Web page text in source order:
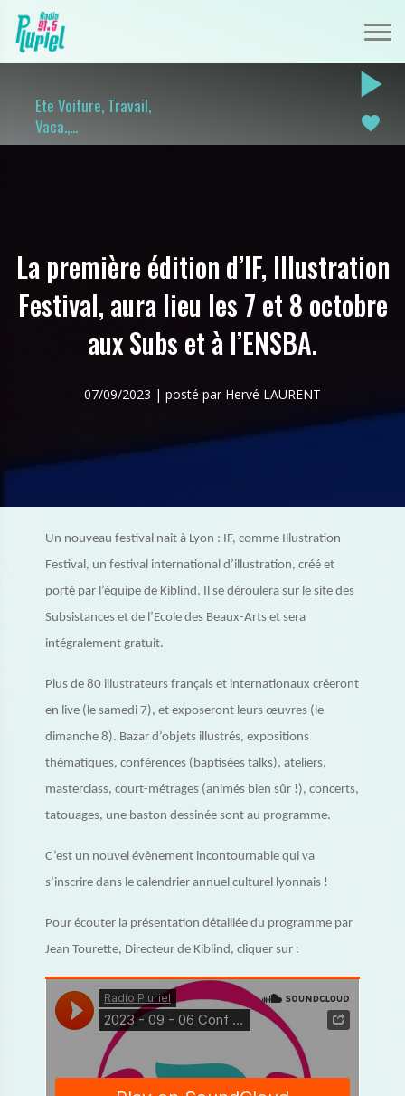
Ete Voiture, Travail,
Vaca.,...
play_arrow
favorite
La première édition d’IF, Illustration
Festival, aura lieu les 7 et 8 octobre
aux Subs et à l’ENSBA.
07/09/2023 | posté par Hervé LAURENT
Un nouveau festival nait à Lyon : IF, comme Illustration
Festival, un festival international d’illustration, créé et
porté par l’équipe de Kiblind. Il se déroulera sur le site des
Subsistances et de l’Ecole des Beaux-Arts et sera
intégralement gratuit.
Plus de 80 illustrateurs français et internationaux créeront
en live (le samedi 7), et exposeront leurs œuvres (le
dimanche 8). Bazar d’objets illustrés, expositions
thématiques, conférences (baptisées talks), ateliers,
masterclass, court-métrages (animés bien sûr !), concerts,
tatouages, une baston dessinée sont au programme.
C’est un nouvel évènement incontournable qui va
s’inscrire dans le calendrier annuel culturel lyonnais !
Pour écouter la présentation détaillée du programme par
Jean Tourette, Directeur de Kiblind, cliquer sur :